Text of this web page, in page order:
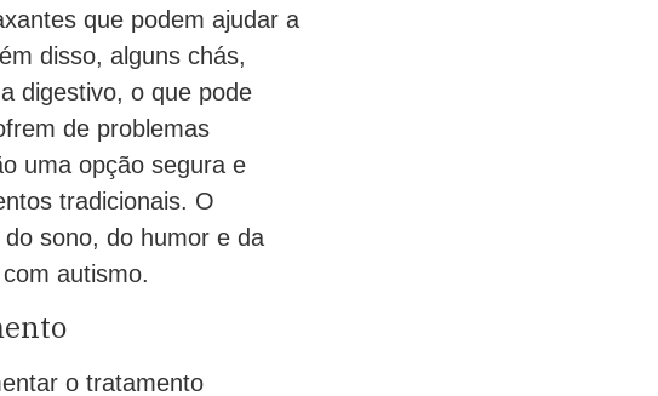
que podem ajudar a
disso, alguns chás,
digestivo, o que pode
de problemas
uma opção segura e
tradicionais. O
sono, do humor e da
autismo.
o tratamento